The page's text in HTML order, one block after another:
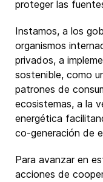
proteger las
Instamos, a los
organismos
privados, a
sostenible, como
patrones de
ecosistemas, a la
energética
co-generación de
Para avanzar en
acciones de